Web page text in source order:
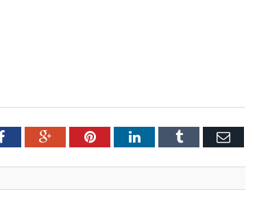
FacebookGoogle+PinterestLinkedInTumblr Email